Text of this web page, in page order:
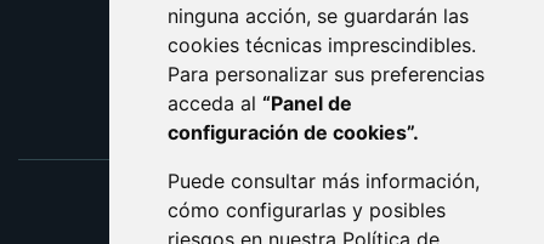
ninguna acción, se guardarán las
cookies técnicas imprescindibles.
Para personalizar sus preferencias
acceda al “Panel de
configuración de cookies”.
Puede consultar más información,
cómo configurarlas y posibles
riesgos en nuestra Política de
ENLACE EXTERNO AL